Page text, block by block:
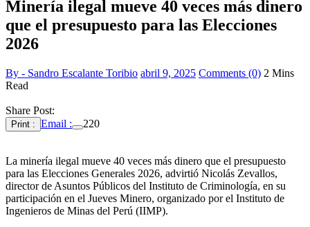
Minería ilegal mueve 40 veces más dinero
que el presupuesto para las Elecciones
2026
By - Sandro Escalante Toribio abril 9, 2025 Comments (0) 2 Mins
Read
Share Post:
Print : Email : 220
La minería ilegal mueve 40 veces más dinero que el presupuesto
para las Elecciones Generales 2026, advirtió Nicolás Zevallos,
director de Asuntos Públicos del Instituto de Criminología, en su
participación en el Jueves Minero, organizado por el Instituto de
Ingenieros de Minas del Perú (IIMP).